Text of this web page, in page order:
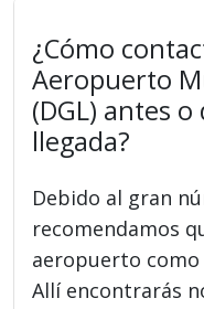
¿Cómo
Aeropuerto
(DGL) antes
llegada?
Debido al gran
recomendamos
aeropuerto
Allí encontrarás